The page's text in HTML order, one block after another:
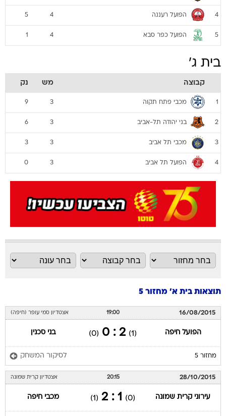
4 הפועל רעננה 4
5
5 הפועל כפר סבא 4
1
בית ג'
קבוצה מש נק
1 מכבי פתח תקוה 3
9
2 בני יהודה תל-אביב 3
6
3 מכבי תל אביב 3
3
4 הפועל תל אביב 3
0
תוצאות בית א' מחזור 5
16/08/2015
19:00 אצטדיון סמי עופר (חיפה)
הפועל חיפה (1)
2 : 0
(0) בני סכנין
מחזור 5 לסיקור המשחק
28/10/2015
20:15 אצטדיון קרית שמונה
עירוני קרית שמונה (0)
1 : 2
(1) מכבי חיפה